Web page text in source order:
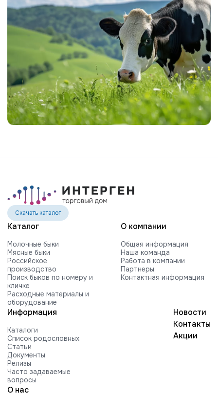
Скачать каталог
Каталог
Молочные быки
Мясные быки
Российское
производство
Поиск быков по номеру и
кличке
Расходные материалы и
оборудование
О компании
Общая информация
Наша команда
Работа в компании
Партнеры
Контактная информация
Информация
Каталоги
Список родословных
Статьи
Документы
Релизы
Часто задаваемые
вопросы
Новости
Контакты
Акции
О нас